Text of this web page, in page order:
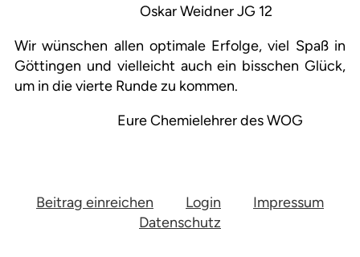
Oskar Weidner JG 12
Wir wünschen allen optimale Erfolge, viel Spaß in
Göttingen und vielleicht auch ein bisschen Glück,
um in die vierte Runde zu kommen.
Eure Chemielehrer des WOG
Beitrag einreichen Login
Impressum
Datenschutz